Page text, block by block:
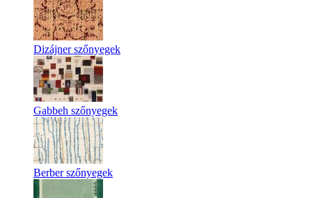
Dizájner szőnyegek
Gabbeh szőnyegek
Berber szőnyegek